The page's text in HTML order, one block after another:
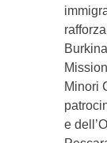
Minori
e